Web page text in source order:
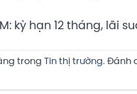
kỳ hạn 12 tháng, lãi
trong Tin thị trường. Đánh